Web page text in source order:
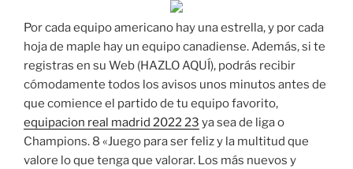
Por cada equipo americano hay una estrella, y por cada
hoja de maple hay un equipo canadiense. Además, si te
registras en su Web (HAZLO AQUÍ), podrás recibir
cómodamente todos los avisos unos minutos antes de
que comience el partido de tu equipo favorito,
equipacion real madrid 2022 23 ya sea de liga o
Champions. 8 «Juego para ser feliz y la multitud que
valore lo que tenga que valorar. Los más nuevos y